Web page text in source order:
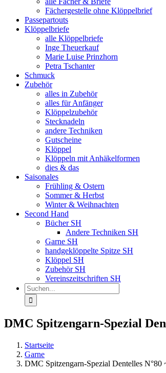
Fächergestelle ohne Klöppelbrief
Passepartouts
Klöppelbriefe
alle Klöppelbriefe
Inge Theuerkauf
Marie Luise Prinzhorn
Petra Tschanter
Schmuck
Zubehör
alles in Zubehör
alles für Anfänger
Klöppelzubehör
Stecknadeln
andere Techniken
Gutscheine
Klöppel
Klöppeln mit Anhäkelformen
dies & das
Saisonales
Frühling & Ostern
Sommer & Herbst
Winter & Weihnachten
Second Hand
Bücher SH
Andere Techniken SH
Garne SH
handgeklöppelte Spitze SH
Klöppel SH
Zubehör SH
Vereinszeitschriften SH
Suche
nach:
DMC Spitzengarn-Spezial
Startseite
Garne
DMC Spitzengarn-Spezial Dentelles N°80